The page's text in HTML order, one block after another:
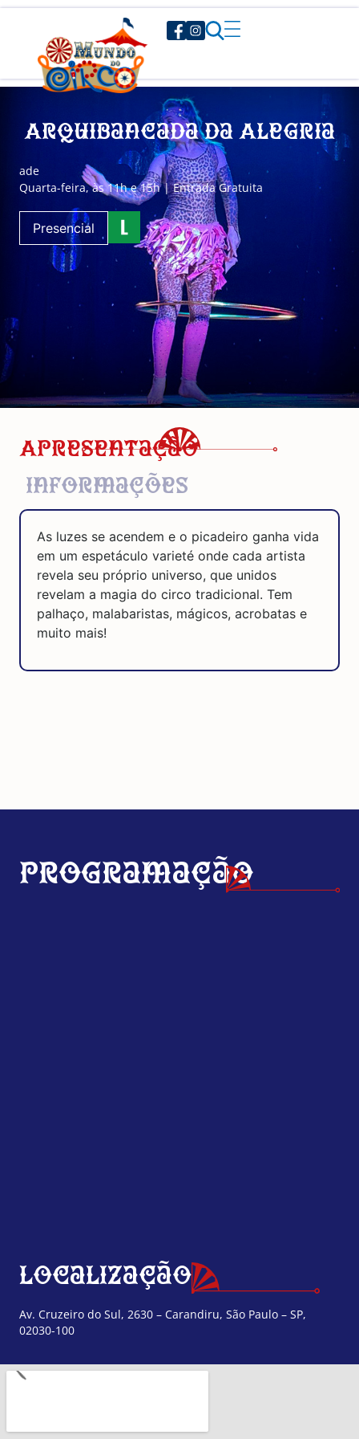
Arquibancada da Alegria
ade
Quarta-feira, às 11h e 15h | Entrada Gratuita
Presencial
Apresentação
Informações
As luzes se acendem e o picadeiro ganha vida
em um espetáculo varieté onde cada artista
revela seu próprio universo, que unidos
revelam a magia do circo tradicional. Tem
palhaço, malabaristas, mágicos, acrobatas e
muito mais!
Programação
Localização
Av. Cruzeiro do Sul, 2630 – Carandiru, São Paulo – SP,
02030-100